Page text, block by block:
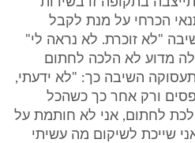
הכרחי על מנת לקבל
"לא זוכרת. לא נראה לי"
כשנשאלה מדוע לא הלכה לחתום
השיבה כך: "לא ידעתי,
ורק אחר כך כשהכל
לחתום, אני לא חותמת על
שייכת לשיקום מה עשיתי